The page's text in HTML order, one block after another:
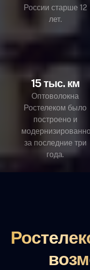
России старше 12
лет.
15 тыс. км
Оптоволокна
Ростелеком было
построено и
за последние три
года.